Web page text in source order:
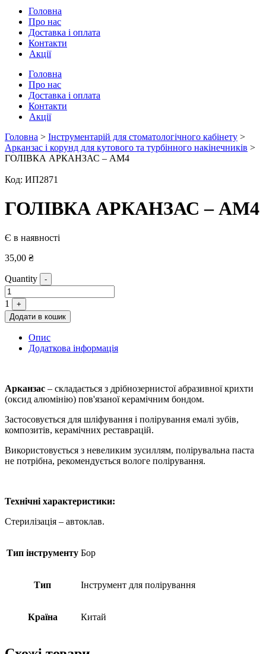
Головна
Про нас
Доставка і оплата
Контакти
Акції
Головна
Про нас
Доставка і оплата
Контакти
Акції
Головна > Інструментарій для стоматологічного кабінету >
Арканзас і корунд для кутового та турбінного накінечників >
ГОЛІВКА АРКАНЗАС – АМ4
Код: ИП2871
ГОЛІВКА АРКАНЗАС – АМ4
Є в наявності
35,00 ₴
Quantity -
1
+
Додати в кошик
Опис
Додаткова інформація
Арканзас – складається з дрібнозернистої абразивної крихти
(оксид алюмінію) пов'язаної керамічним бондом.
Застосовується для шліфування і полірування емалі зубів,
композитів, керамічних реставрацій.
Використовується з невеликим зусиллям, полірувальна паста
не потрібна, рекомендується вологе полірування.
Технічні характеристики:
Стерилізація – автоклав.
Тип інструменту Бор
Тип Інструмент для полірування
Країна Китай